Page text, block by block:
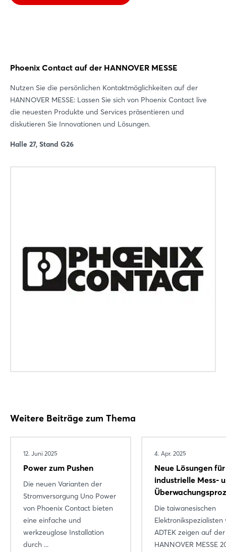
Phoenix Contact auf der HANNOVER MESSE
Nutzen Sie die persönlichen Kontaktmöglichkeiten auf der
HANNOVER MESSE: Lassen Sie sich von Phoenix Contact live
die neuesten Produkte und Services präsentieren und
diskutieren Sie Innovationen und Lösungen.
Halle 27, Stand G26
Weitere Beiträge zum Thema
12. Juni 2025
Power zum Pushen
Die neuen Varianten der
Stromversorgung Uno Power
von Phoenix Contact bieten
eine einfache und
werkzeuglose Installation
durch ...
4. Apr. 2025
Neue Lösungen für
industrielle Mess-
Die taiwanesischen
Elektronikspezialisten
ADTEK zeigen auf der
HANNOVER MESSE
Login
Einloggen